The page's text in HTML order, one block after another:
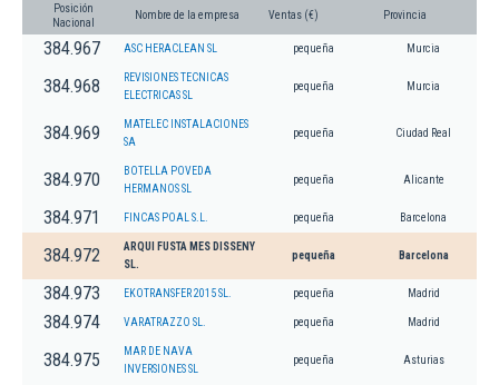
Posición
Nacional
Nombre de la empresa Ventas (€) Provincia
384.967 ASC HERACLEAN SL pequeña Murcia
384.968
REVISIONES TECNICAS
ELECTRICAS SL
pequeña Murcia
384.969
MATELEC INSTALACIONES
SA
pequeña Ciudad Real
384.970
BOTELLA POVEDA
HERMANOS SL
pequeña Alicante
384.971 FINCAS POAL S.L. pequeña Barcelona
384.972
ARQUI FUSTA MES DISSENY
SL.
pequeña Barcelona
384.973 EKOTRANSFER 2015 SL. pequeña Madrid
384.974 VARATRAZZO SL. pequeña Madrid
384.975
MAR DE NAVA
INVERSIONES SL
pequeña Asturias